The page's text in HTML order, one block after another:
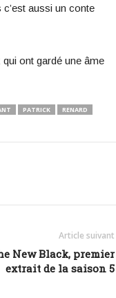
aussi un conte
ont gardé une âme
PATRICK
RENARD
Article suivant
New Black, premier
extrait de la saison 5